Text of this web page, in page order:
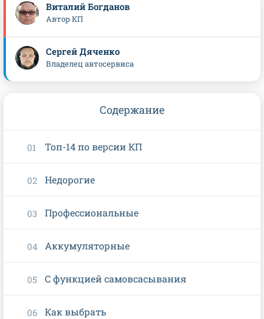
Виталий Богданов
Автор КП
Сергей Дяченко
Владелец автосервиса
Содержание
Топ-14 по версии КП
Недорогие
Профессиональные
Аккумуляторные
С функцией самовсасывания
Как выбрать